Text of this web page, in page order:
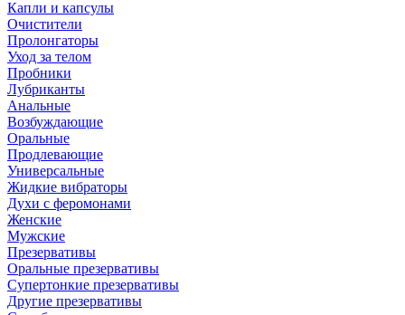
Капли и капсулы
Очистители
Пролонгаторы
Уход за телом
Пробники
Лубриканты
Анальные
Возбуждающие
Оральные
Продлевающие
Универсальные
Жидкие вибраторы
Духи с феромонами
Женские
Мужские
Презервативы
Оральные презервативы
Супертонкие презервативы
Другие презервативы